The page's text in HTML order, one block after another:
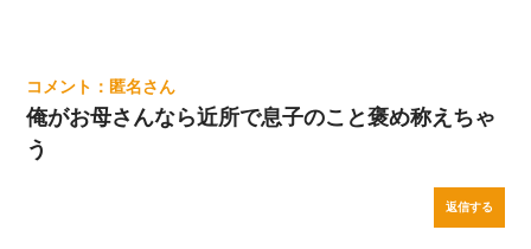
匿名
俺がお母さんなら近所で息子のこと褒め称えちゃ
う
返信する